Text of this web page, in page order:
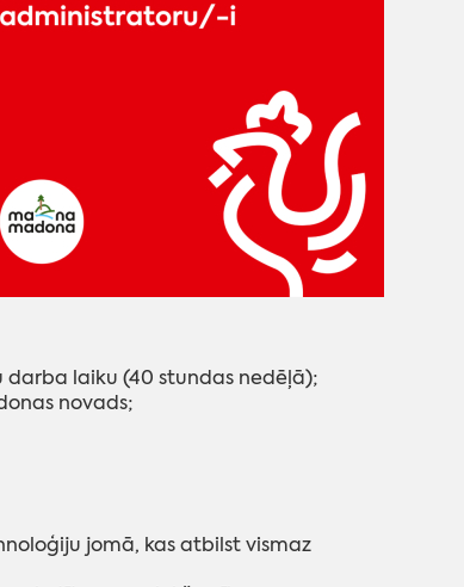
laiku (40 stundas nedēļā);
novads;
jomā, kas atbilst vismaz